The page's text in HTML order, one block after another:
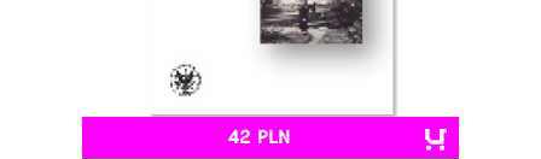
42 PLN